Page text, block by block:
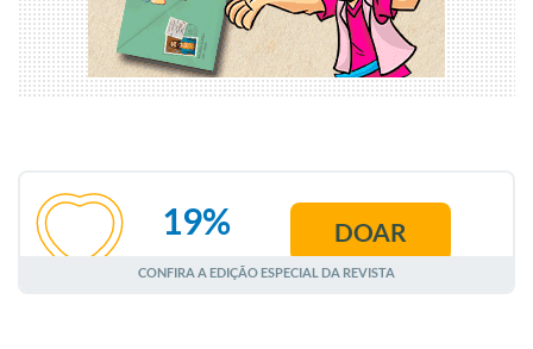
AGOSTO
19% DOAR
CONFIRA A EDIÇÃO ESPECIAL DA REVISTA